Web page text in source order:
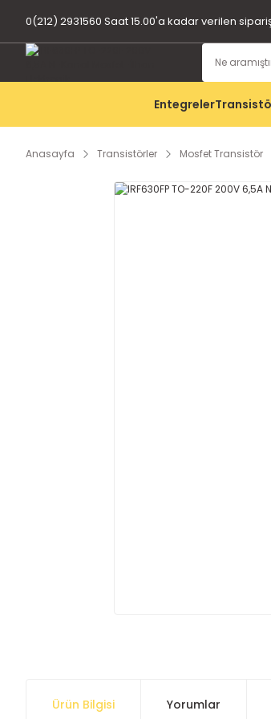
0(212) 2931560 Saat 15.00'a kadar verilen
Entegreler
Anasayfa Transistörler Mosfet Transistör
Ürün Bilgisi Yorumlar